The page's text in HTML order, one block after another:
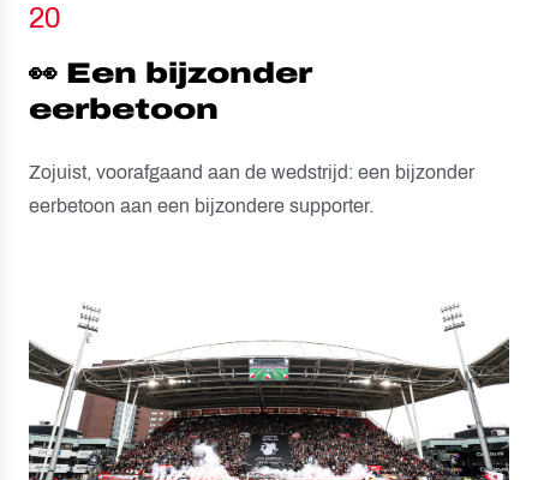
👀 Een bijzonder
eerbetoon
20
Zojuist, voorafgaand aan de wedstrijd: een bijzonder
eerbetoon aan een bijzondere supporter.